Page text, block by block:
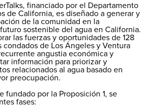
financiado por el Departamento
de California, es diseñado a generar y
de la comunidad en la
sostenible del agua en California.
las fuerzas y oportunidades de 128
de Los Ángeles y Ventura
angustia económica y
información para priorizar y
relacionados al agua basado en
preocupación.
fundado por la Proposición 1, se
fases: